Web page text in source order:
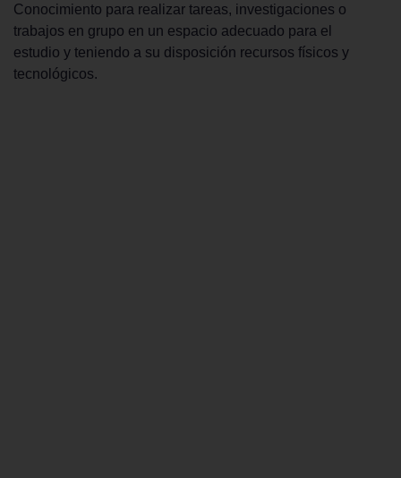
Conocimiento para realizar tareas, investigaciones o
trabajos en grupo en un espacio adecuado para el
estudio y teniendo a su disposición recursos físicos y
tecnológicos.